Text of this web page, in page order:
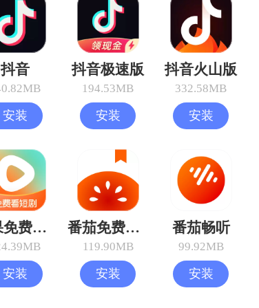
抖音
安装
抖音极速版
194.53MB
安装
抖音火山版
332.58MB
安装
红果免费短剧
安装
番茄免费小说
119.90MB
安装
番茄畅听
99.92MB
安装